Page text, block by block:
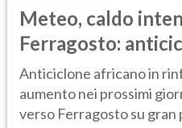
Meteo, caldo
Ferragosto:
ancora
Anticiclone africano in
aumento nei prossimi
verso Ferragosto su gran